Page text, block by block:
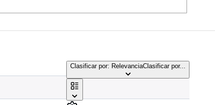
Clasificar por: RelevanciaClasificar por...